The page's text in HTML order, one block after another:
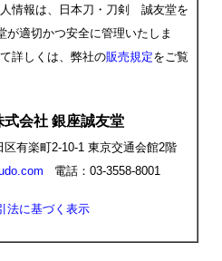
情報は、日本刀・刀剣 誠友堂を
適切かつ安全に管理いたしま
詳しくは、弊社の販売規定をご覧
式会社 銀座誠友堂
有楽町2-10-1 東京交通会館2階
電話：03-3558-8001
法に基づく表示